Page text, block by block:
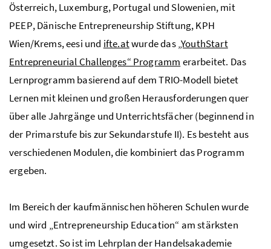
Österreich, Luxemburg, Portugal und Slowenien, mit
PEEP, Dänische Entrepreneurship Stiftung,KPH
Wien/Krems,eesi und ifte.atwurde das„YouthStart
Entrepreneurial Challenges“ Programm erarbeitet. Das
Lernprogramm basierend auf dem TRIO-Modell bietet
Lernen mit kleinen und großen Herausforderungen quer
über alle Jahrgänge und Unterrichtsfächer (beginnend in
der Primarstufe bis zur Sekundarstufe II). Es besteht aus
verschiedenen Modulen, die kombiniert das Programm
ergeben.
Im Bereich der kaufmännischen höheren Schulen wurde
und wird „Entrepreneurship Education“ am stärksten
umgesetzt. So ist im Lehrplan der Handelsakademie